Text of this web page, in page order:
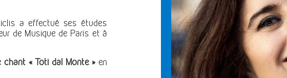
a effectué ses études
de Musique de Paris et à
« Toti dal Monte » en